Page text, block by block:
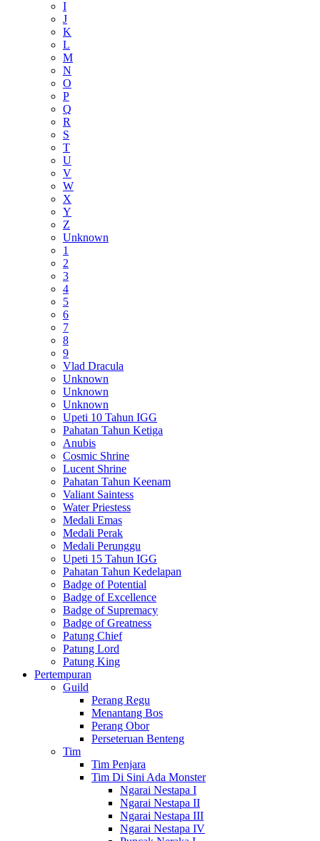
I
J
K
L
M
N
O
P
Q
R
S
T
U
V
W
X
Y
Z
Unknown
1
2
3
4
5
6
7
8
9
Vlad Dracula
Unknown
Unknown
Unknown
Upeti 10 Tahun IGG
Pahatan Tahun Ketiga
Anubis
Cosmic Shrine
Lucent Shrine
Pahatan Tahun Keenam
Valiant Saintess
Water Priestess
Medali Emas
Medali Perak
Medali Perunggu
Upeti 15 Tahun IGG
Pahatan Tahun Kedelapan
Badge of Potential
Badge of Excellence
Badge of Supremacy
Badge of Greatness
Patung Chief
Patung Lord
Patung King
Pertempuran
Guild
Perang Regu
Menantang Bos
Perang Obor
Perseteruan Benteng
Tim
Tim Penjara
Tim Di Sini Ada Monster
Ngarai Nestapa I
Ngarai Nestapa II
Ngarai Nestapa III
Ngarai Nestapa IV